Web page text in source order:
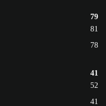
79
81
78
41
52
41